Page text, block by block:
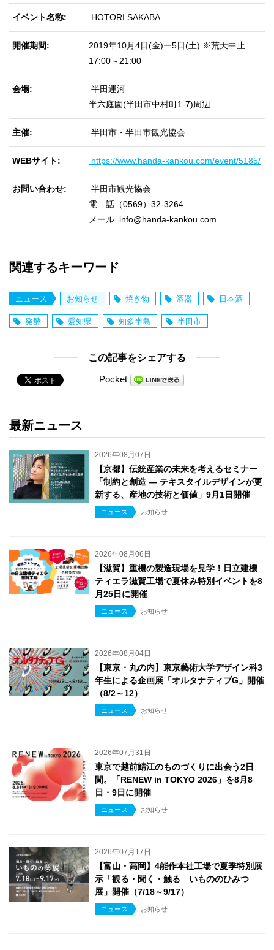
イベント名称 HOTORI SAKABA
開催期間
2019年10月4日(金)ー5日(土) ※荒天中止
17:00～21:00
会場
半田運河
半六庭園(半田市中村町1-7)周辺
主催 半田市・半田市観光協会
WEBサイト https://www.handa-kankou.com/event/5185/
お問い合わせ
半田市観光協会
電 話（0569）32-3264
メール info@handa-kankou.com
関連するキーワード
ニュース お知らせ 焼き物 酒器 日本酒
発酵 愛知県 知多半島 半田市
この記事をシェアする
Pocket
最新ニュース
2026年08月07日
【京都】伝統産業の未来を考えるセミナー
「制約と創造 ― テキスタイルデザインが更
新する、産地の技術と価値」9月1日開催
ニュース お知らせ
2026年08月06日
【滋賀】重機の製造現場を見学！日立建機
ティエラ滋賀工場で夏休み特別イベントを8
月25日に開催
ニュース お知らせ
2026年08月04日
【東京・丸の内】東京藝術大学デザイン科3
年生による企画展「オルタナティブG」開催
（8/2～12）
ニュース お知らせ
2026年07月31日
東京で越前鯖江のものづくりに出会う2日
間。「RENEW in TOKYO 2026」を8月8
日・9日に開催
ニュース お知らせ
2026年07月17日
【富山・高岡】4能作本社工場で夏季特別展
示「観る・聞く・触る いもののひみつ
展」開催（7/18～9/17）
ニュース お知らせ